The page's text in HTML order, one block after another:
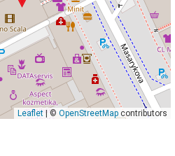
Leaflet| © OpenStreetMapcontributors